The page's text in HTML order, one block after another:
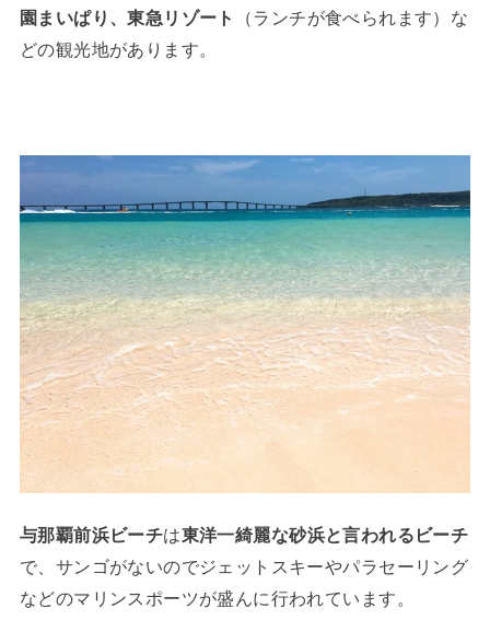
園まいぱり、東急リゾート
（ランチが食べられます）な
どの観光地があります。
与那覇前浜ビーチは東洋一綺麗な砂浜と言われるビーチ
で、サンゴがないのでジェットスキーやパラセーリング
などのマリンスポーツが盛んに行われています。